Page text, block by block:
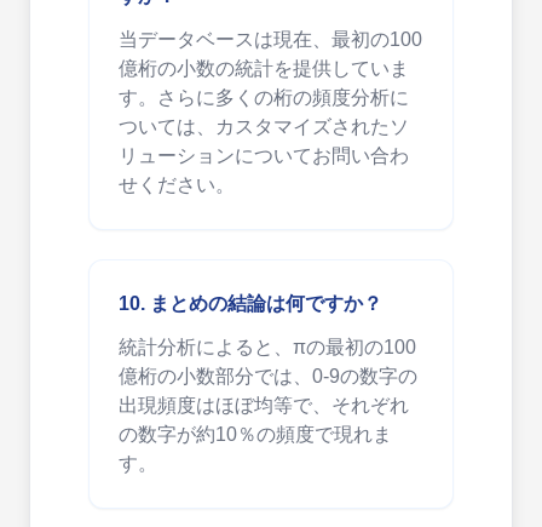
当データベースは現在、最初の100
億桁の小数の統計を提供していま
す。さらに多くの桁の頻度分析に
ついては、カスタマイズされたソ
リューションについてお問い合わ
せください。
10. まとめの結論は何ですか？
統計分析によると、πの最初の100
億桁の小数部分では、0-9の数字の
出現頻度はほぼ均等で、それぞれ
の数字が約10％の頻度で現れま
す。